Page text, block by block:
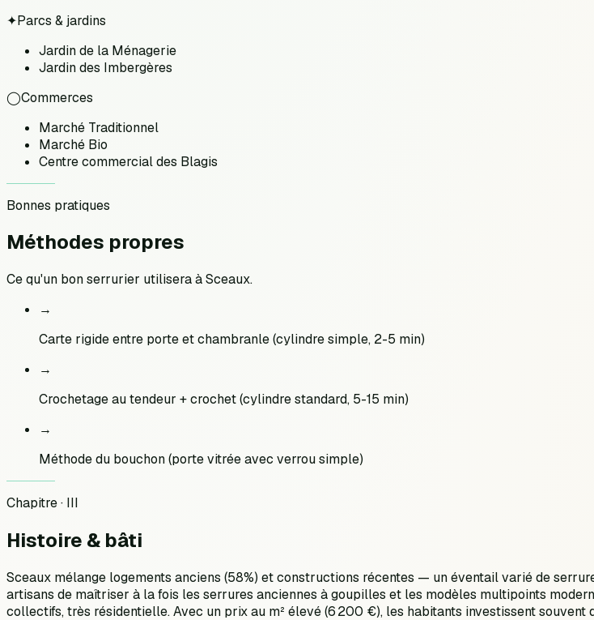
✦Parcs & jardins
Jardin de la Ménagerie
Jardin des Imbergères
◯Commerces
Marché Traditionnel
Marché Bio
Centre commercial des Blagis
Bonnes pratiques
Méthodes propres
Ce qu'un bon serrurier utilisera àSceaux.
→
Carte rigide entre porte et chambranle (cylindre simple, 2-5 min)
→
Crochetage au tendeur + crochet (cylindre standard, 5-15 min)
→
Méthode du bouchon (porte vitrée avec verrou simple)
Chapitre · III
Histoire & bâti
Sceaux mélange logements anciens (58%) et constructions récentes — un éventail varié de
artisans de maîtriser à la fois les serrures anciennes à goupilles et les modèles multipoints
collectifs, très résidentielle. Avec un prix au m² élevé (6 200 €), les habitants investissent